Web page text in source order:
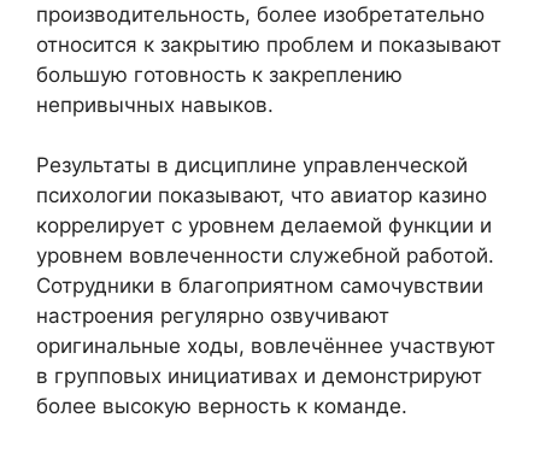
производительность, более изобретательно
относится к закрытию проблем и показывают
большую готовность к закреплению
непривычных навыков.
Результаты в дисциплине управленческой
психологии показывают, что авиатор казино
коррелирует с уровнем делаемой функции и
уровнем вовлеченности служебной работой.
Сотрудники в благоприятном самочувствии
настроения регулярно озвучивают
оригинальные ходы, вовлечённее участвуют
в групповых инициативах и демонстрируют
более высокую верность к команде.